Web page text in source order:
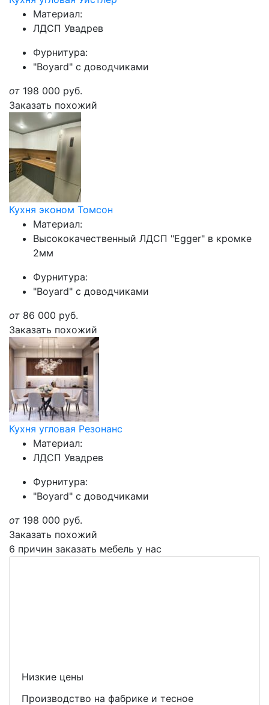
Материал:
ЛДСП Увадрев
Фурнитура:
"Boyard" с доводчиками
от 198 000 руб.
Заказать похожий
Кухня эконом Томсон
Материал:
Высококачественный ЛДСП "Egger" в кромке
2мм
Фурнитура:
"Boyard" с доводчиками
от 86 000 руб.
Заказать похожий
Кухня угловая Резонанс
Материал:
ЛДСП Увадрев
Фурнитура:
"Boyard" с доводчиками
от 198 000 руб.
Заказать похожий
6 причин заказать мебель у нас
Низкие цены
Производство на фабрике и тесное